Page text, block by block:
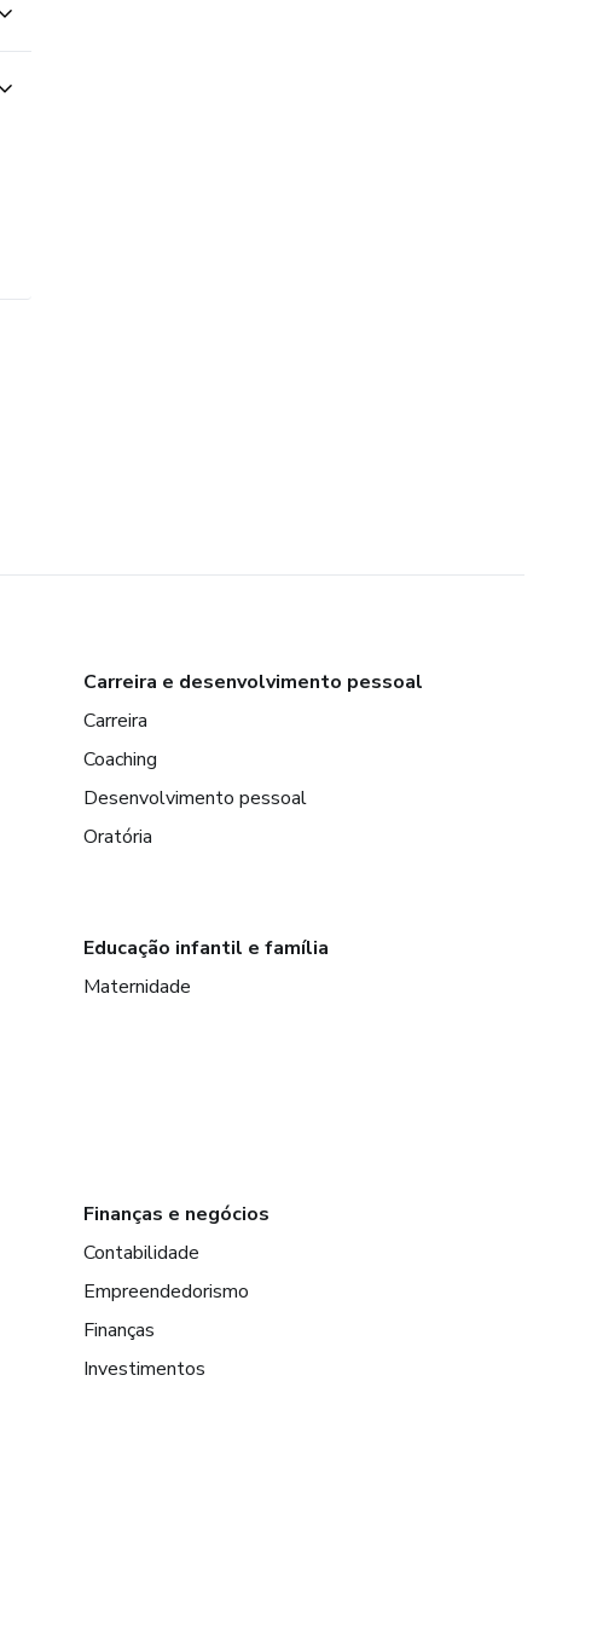
Carreira e desenvolvimento pessoal
Carreira
Coaching
Desenvolvimento pessoal
Oratória
Educação infantil e família
Maternidade
Finanças e negócios
Contabilidade
Empreendedorismo
Finanças
Investimentos